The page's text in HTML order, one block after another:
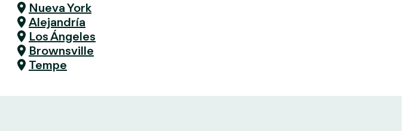
Nueva York
Alejandría
Los Ángeles
Brownsville
Tempe